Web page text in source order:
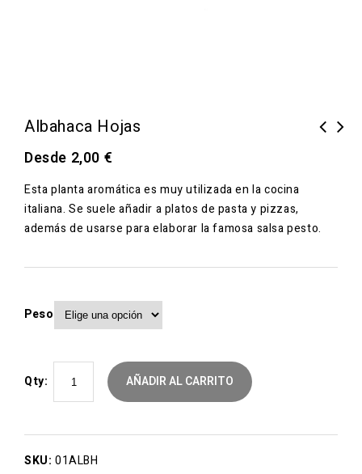
Albahaca Hojas
Desde 2,00 €
Esta planta aromática es muy utilizada en la cocina
italiana. Se suele añadir a platos de pasta y pizzas,
además de usarse para elaborar la famosa salsa pesto.
Peso
Qty: AÑADIR AL CARRITO
SKU: 01ALBH